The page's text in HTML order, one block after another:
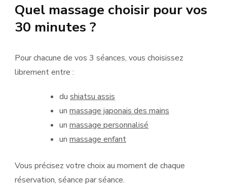
Quel massage choisir pour vos
30 minutes ?
Pour chacune de vos 3 séances, vous choisissez
librement entre :
du shiatsu assis
un massage japonais des mains
un massage personnalisé
un massage enfant
Vous précisez votre choix au moment de chaque
réservation, séance par séance.